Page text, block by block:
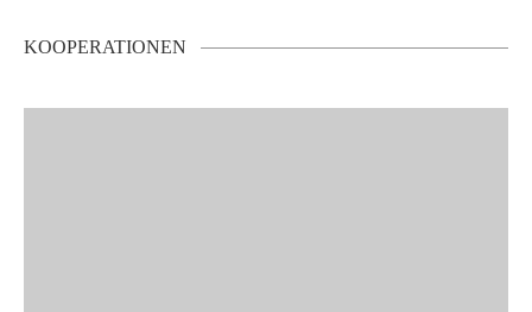
KOOPERATIONEN